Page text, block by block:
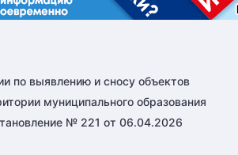
по выявлению и сносу объектов
муниципального образования
№ 221 от 06.04.2026